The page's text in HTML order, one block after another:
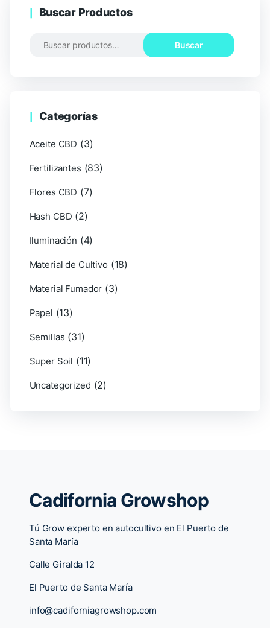
Buscar Productos
Buscar
Categorías
Aceite CBD (3)
Fertilizantes (83)
Flores CBD (7)
Hash CBD (2)
Iluminación (4)
Material de Cultivo (18)
Material Fumador (3)
Papel (13)
Semillas (31)
Super Soil (11)
Uncategorized (2)
Cadifornia Growshop
Tú Grow experto en autocultivo en El Puerto de
Santa María
Calle Giralda 12
El Puerto de Santa María
info@cadiforniagrowshop.com